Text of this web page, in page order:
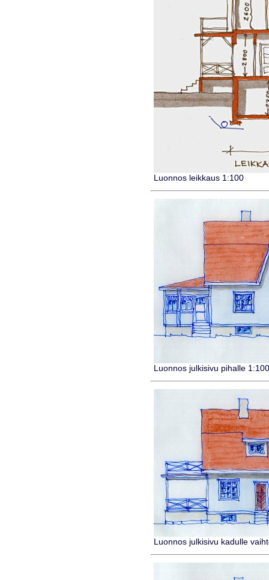
Luonnos leikkaus 1:100
Luonnos julkisivu pihalle 1:100
Luonnos julkisivu kadulle